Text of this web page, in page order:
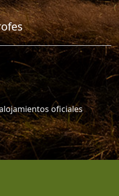
oficiales